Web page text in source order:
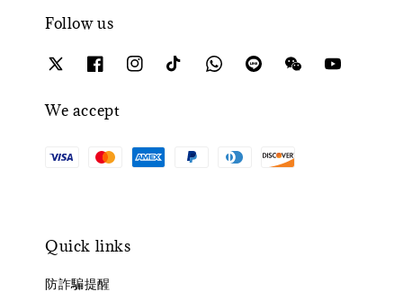
Follow us
We accept
Quick links
防詐騙提醒